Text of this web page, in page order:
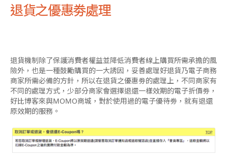
退貨之優惠劵處理
退貨機制除了保護消費者權益並降低消費者線上購買所需承擔的風
險外，也是一種鼓勵購買的一大誘因，妥善處理好退貨乃電子商務
商家所需必備的方針，所以在退貨之優惠劵的處理上，不同商家有
不同的處理方式，少部分商家會選擇退還一樣效期的電子折價劵，
好比博客來與MOMO商城，對於使用過的電子優待劵，就有退還
原效期的服務。